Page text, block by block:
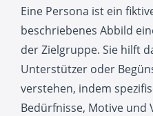
Eine Persona ist ein
beschriebenes Abbild
der Zielgruppe. Sie hilft
Unterstützer oder
verstehen, indem
Bedürfnisse, Motive und